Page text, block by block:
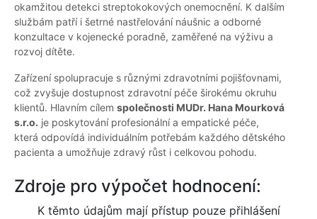
okamžitou detekci streptokokových onemocnění. K dalším
službám patří i šetrné nastřelování náušnic a odborné
konzultace v kojenecké poradně, zaměřené na výživu a
rozvoj dítěte.
Zařízení spolupracuje s různými zdravotními pojišťovnami,
což zvyšuje dostupnost zdravotní péče širokému okruhu
klientů. Hlavním cílem společnosti MUDr. Hana Mourková
s.r.o. je poskytování profesionální a empatické péče,
která odpovídá individuálním potřebám každého dětského
pacienta a umožňuje zdravý růst i celkovou pohodu.
Zdroje pro výpočet hodnocení:
K těmto údajům mají přístup pouze přihlášení